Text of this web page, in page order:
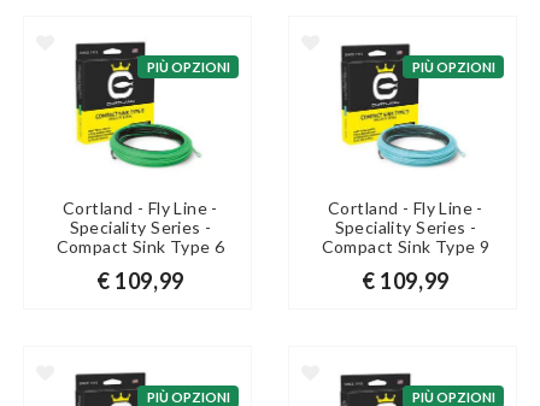
PIÙ OPZIONI
Cortland - Fly Line -
Speciality Series -
Compact Sink Type 6
€ 109,99
PIÙ OPZIONI
Cortland - Fly Line -
Speciality Series -
Compact Sink Type 9
€ 109,99
PIÙ OPZIONI PIÙ OPZIONI